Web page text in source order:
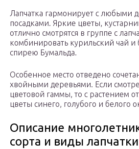
Лапчатка гармонирует с любыми
посадками. Яркие цветы,
отлично смотрятся в группе с
комбинировать курильский чай и
спирею Бумальда.
Особенное место отведено
хвойными деревьями. Если
цветовой гаммы, то с растением
цветы синего, голубого и белого
Описание
сорта и виды лапчатки